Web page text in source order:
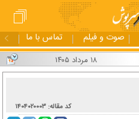
صوت و فیلم تماس با ما
۱۸ مرداد ۱۴۰۵
کد مقاله: ۱۴۰۴۰۲۰۰۰۳